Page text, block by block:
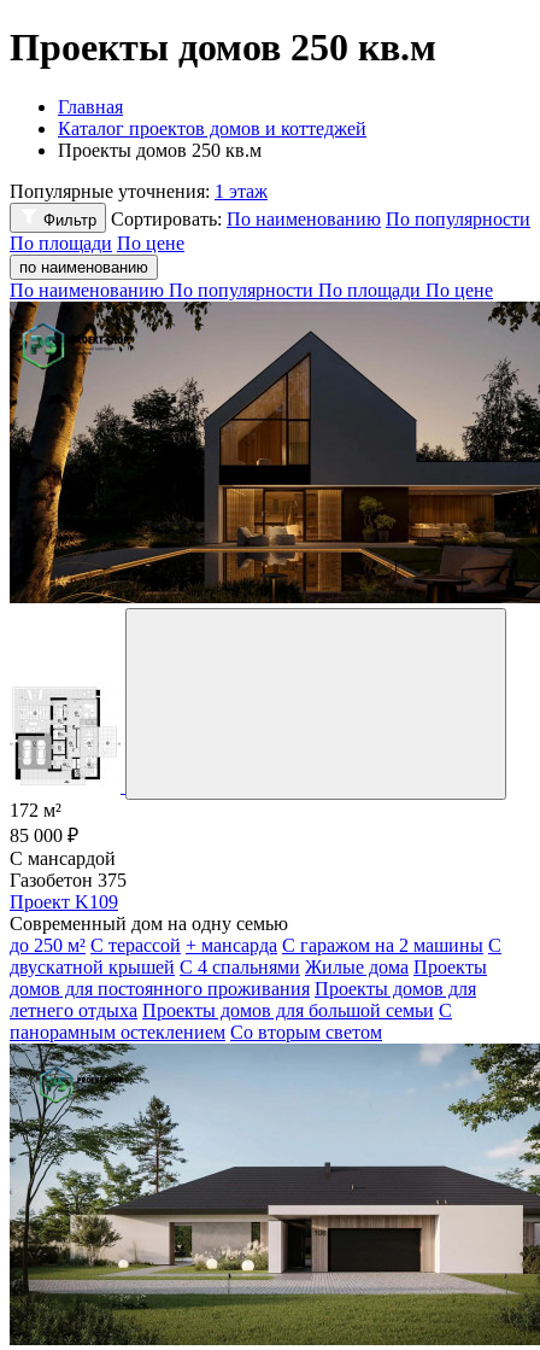
Проекты домов 250 кв.м
Главная
Каталог проектов домов и коттеджей
Проекты домов 250 кв.м
Популярные уточнения: 1 этаж
Фильтр Сортировать: По наименованию По популярности
По площади По цене
по наименованию
По наименованию По популярности По площади По цене
172 м²
85 000 ₽
С мансардой
Газобетон 375
Проект K109
Современный дом на одну семью
до 250 м² С терассой + мансарда С гаражом на 2 машины С
двускатной крышей С 4 спальнями Жилые дома Проекты
домов для постоянного проживания Проекты домов для
летнего отдыха Проекты домов для большой семьи С
панорамным остеклением Со вторым светом